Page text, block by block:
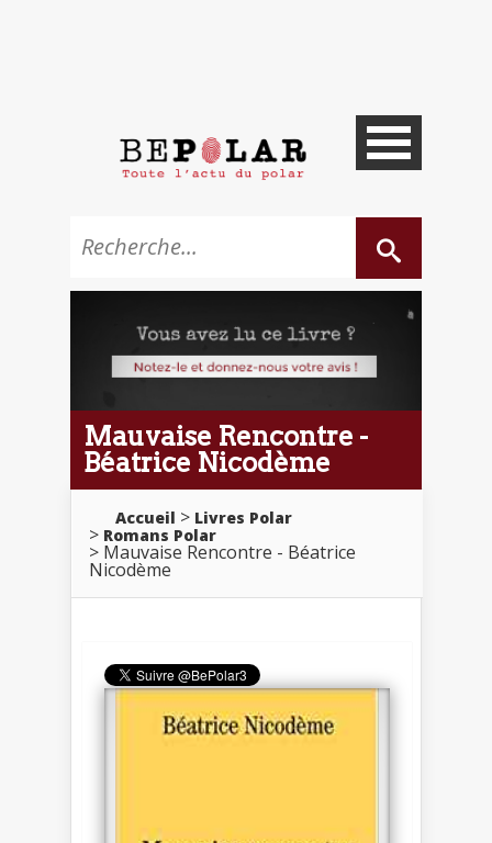
Mauvaise Rencontre -
Béatrice Nicodème
Accueil
Livres Polar
Romans Polar
Mauvaise Rencontre - Béatrice
Nicodème